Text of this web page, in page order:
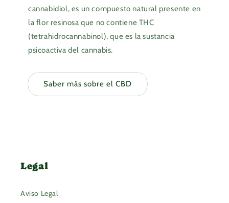
cannabidiol, es un compuesto natural presente en
la flor resinosa que no contiene THC
(tetrahidrocannabinol), que es la sustancia
psicoactiva del cannabis.
Saber más sobre el CBD
Legal
Aviso Legal